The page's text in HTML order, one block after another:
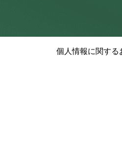
ホーム個人情報に関する